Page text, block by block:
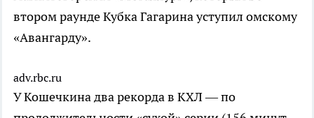
втором раунде Кубка Гагарина уступил омскому
«Авангарду».
adv.rbc.ru
У Кошечкина два рекорда в КХЛ — по